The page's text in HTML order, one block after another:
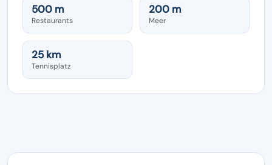
500 m
Restaurants
200 m
Meer
25 km
Tennisplatz